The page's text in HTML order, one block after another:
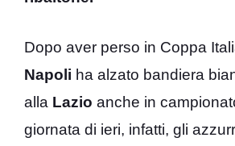
Dopo aver perso in Coppa
Napoli ha alzato bandiera
alla Lazio anche in
giornata di ieri, infatti, gli